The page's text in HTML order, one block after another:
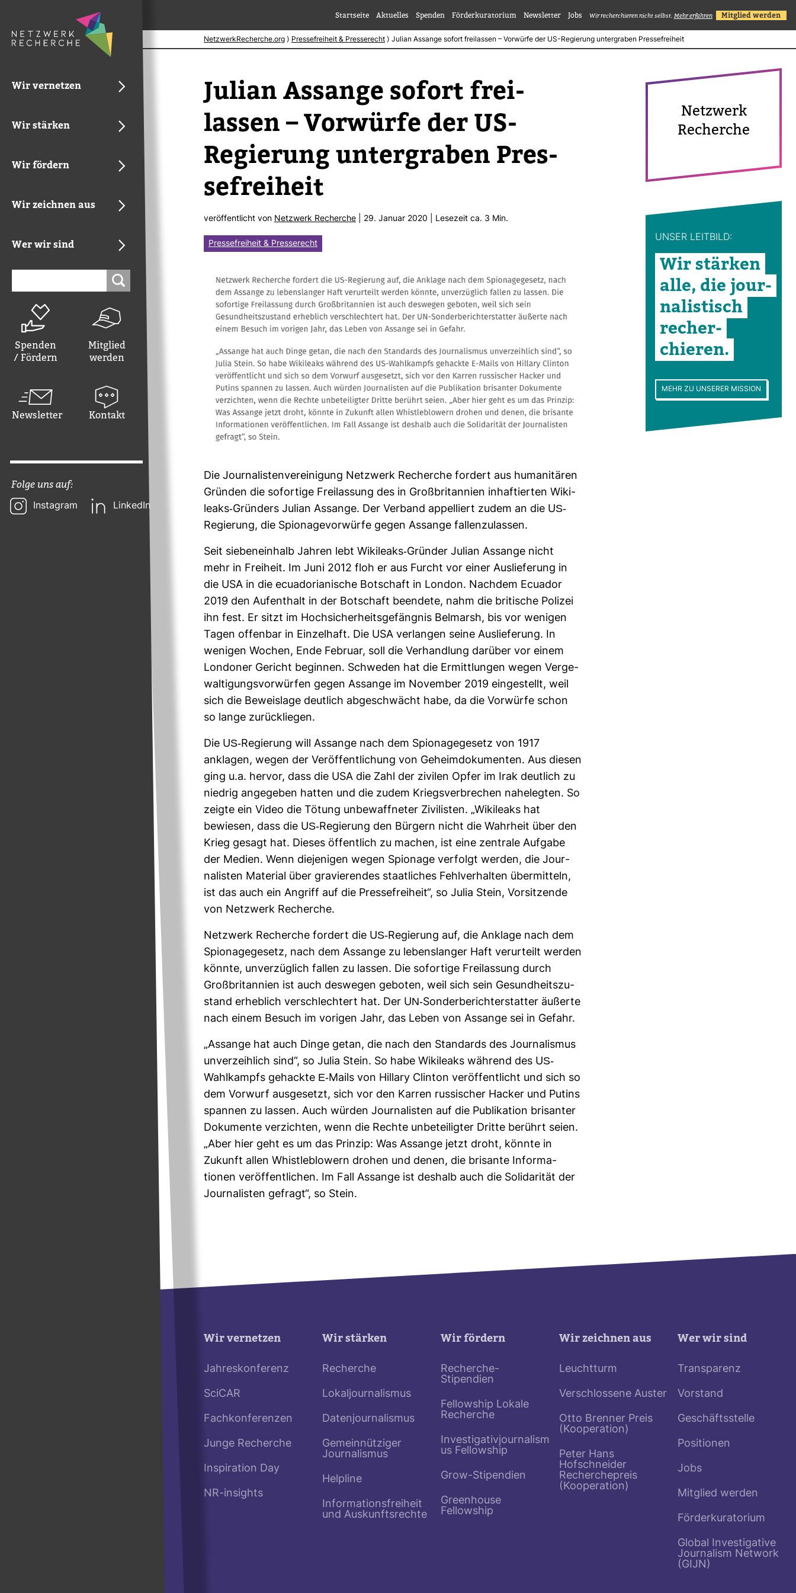
Wir vernetzen
Wir stärken
Wir fördern
Wir zeichnen aus
Wer wir sind
Spenden
/ Fördern
Mitglied
werden
Newsletter Kontakt
Folge uns auf:
Instagram LinkedIn
Startseite Aktuelles Spenden Förderkuratorium Newsletter Jobs Wir recherchieren nicht selbst. Mehr erfahren Mitglied werden
NetzwerkRecherche.org ⟩ Pressefreiheit & Presserecht ⟩ Julian Assange sofort freilassen – Vorwürfe der US-Regierung untergraben Pressefreiheit
Julian Assange sofort frei­
lassen – Vor­würfe der US-​
Regie­rung unter­graben Pres­
se­frei­heit
ver­öf­fent­licht von Netz­werk Recherche | 29. Januar 2020 | Lese­zeit ca. 3 Min.
Pressefreiheit & Presserecht
Die Jour­na­lis­ten­ver­ei­ni­gung Netz­werk Recherche for­dert aus huma­ni­tären
Gründen die sofor­tige Frei­las­sung des in Groß­bri­tan­nien inhaf­tierten Wiki­
leaks-​Grün­ders Julian Assange. Der Ver­band appel­liert zudem an die US-​
Regie­rung, die Spio­na­ge­vor­würfe gegen Assange fal­len­zu­lassen.
Seit sie­ben­ein­halb Jahren lebt Wiki­leaks-​Gründer Julian Assange nicht
mehr in Frei­heit. Im Juni 2012 floh er aus Furcht vor einer Aus­lie­fe­rung in
die USA in die ecua­do­ria­ni­sche Bot­schaft in London. Nachdem Ecuador
2019 den Auf­ent­halt in der Bot­schaft been­dete, nahm die bri­ti­sche Polizei
ihn fest. Er sitzt im Hoch­si­cher­heits­ge­fängnis Bel­marsh, bis vor wenigen
Tagen offenbar in Ein­zel­haft. Die USA ver­langen seine Aus­lie­fe­rung. In
wenigen Wochen, Ende Februar, soll die Ver­hand­lung dar­über vor einem
Lon­doner Gericht beginnen. Schweden hat die Ermitt­lungen wegen Ver­ge­
wal­ti­gungs­vor­würfen gegen Assange im November 2019 ein­ge­stellt, weil
sich die Beweis­lage deut­lich abge­schwächt habe, da die Vor­würfe schon
so lange zurück­liegen.
Die US-​Regie­rung will Assange nach dem Spio­na­ge­ge­setz von 1917
anklagen, wegen der Ver­öf­fent­li­chung von Geheim­do­ku­menten. Aus diesen
ging u.a. hervor, dass die USA die Zahl der zivilen Opfer im Irak deut­lich zu
niedrig ange­geben hatten und die zudem Kriegs­ver­bre­chen nahe­legten. So
zeigte ein Video die Tötung unbe­waff­neter Zivi­listen. „Wiki­leaks hat
bewiesen, dass die US-​Regie­rung den Bür­gern nicht die Wahr­heit über den
Krieg gesagt hat. Dieses öffent­lich zu machen, ist eine zen­trale Auf­gabe
der Medien. Wenn die­je­nigen wegen Spio­nage ver­folgt werden, die Jour­
na­listen Mate­rial über gra­vie­rendes staat­li­ches Fehl­ver­halten über­mit­teln,
ist das auch ein Angriff auf die Pres­se­frei­heit“, so Julia Stein, Vor­sit­zende
von Netz­werk Recherche.
Netz­werk Recherche for­dert die US-​Regie­rung auf, die Anklage nach dem
Spio­na­ge­ge­setz, nach dem Assange zu lebens­langer Haft ver­ur­teilt werden
könnte, unver­züg­lich fallen zu lassen. Die sofor­tige Frei­las­sung durch
Groß­bri­tan­nien ist auch des­wegen geboten, weil sich sein Gesund­heits­zu­
stand erheb­lich ver­schlech­tert hat. Der UN-​Son­der­be­richt­erstatter äußerte
nach einem Besuch im vorigen Jahr, das Leben von Assange sei in Gefahr.
„Assange hat auch Dinge getan, die nach den Stan­dards des Jour­na­lismus
unver­zeih­lich sind“, so Julia Stein. So habe Wiki­leaks wäh­rend des US-​
Wahl­kampfs gehackte E-​Mails von Hil­lary Clinton ver­öf­fent­licht und sich so
dem Vor­wurf aus­ge­setzt, sich vor den Karren rus­si­scher Hacker und Putins
spannen zu lassen. Auch würden Jour­na­listen auf die Publi­ka­tion bri­santer
Doku­mente ver­zichten, wenn die Rechte unbe­tei­ligter Dritte berührt seien.
„Aber hier geht es um das Prinzip: Was Assange jetzt droht, könnte in
Zukunft allen Whist­le­blowern drohen und denen, die bri­sante Infor­ma­
tionen ver­öf­fent­li­chen. Im Fall Assange ist des­halb auch die Soli­da­rität der
Jour­na­listen gefragt“, so Stein.
Netz­werk
Recherche
UNSER LEIT­BILD:
Wir stärken
alle, die jour­
na­lis­tisch
recher­
chieren.
MEHR ZU UNSERER MISSION
Wir vernetzen
Jahreskonferenz
SciCAR
Fachkonferenzen
Junge Recherche
Inspiration Day
NR-insights
Wir stärken
Recherche
Lokaljournalismus
Datenjournalismus
Gemeinnütziger
Journalismus
Helpline
Informationsfreiheit
und Auskunftsrechte
Wir fördern
Recherche-
Stipendien
Fellowship Lokale
Recherche
Investigativjournalism
us Fellowship
Grow-Stipendien
Greenhouse
Fellowship
Wir zeichnen aus
Leuchtturm
Verschlossene Auster
Otto Brenner Preis
(Kooperation)
Peter Hans
Hofschneider
Recherchepreis
(Kooperation)
Wer wir sind
Transparenz
Vorstand
Geschäftsstelle
Positionen
Jobs
Mitglied werden
Förderkuratorium
Global Investigative
Journalism Network
(GIJN)